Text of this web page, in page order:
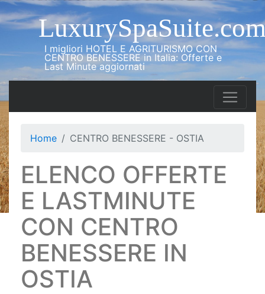
I migliori HOTEL E AGRITURISMO CON
CENTRO BENESSERE in Italia: Offerte e
Last Minute aggiornati
Home CENTRO BENESSERE - OSTIA
ELENCO OFFERTE
E LASTMINUTE
CON CENTRO
BENESSERE IN
OSTIA